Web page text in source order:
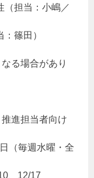
担当：小嶋／
篠田）
る場合があり
進担当者向け
（毎週水曜・全
、12/17